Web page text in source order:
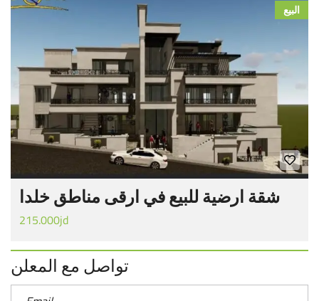
البيع
شقة ارضية للبيع في ارقى مناطق خلدا
215.000jd
تواصل مع المعلن